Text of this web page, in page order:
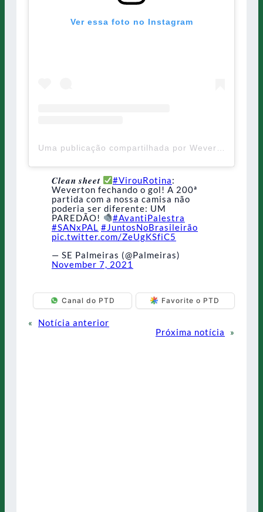
Ver essa foto no Instagram
𝑪𝒍𝒆𝒂𝒏 𝒔𝒉𝒆𝒆𝒕 #VirouRotina:
Weverton fechando o gol! A 200ª
partida com a nossa camisa não
poderia ser diferente: UM
PAREDÃO!
#AvantiPalestra
#SANxPAL #JuntosNoBrasileirão
pic.twitter.com/ZeUgKSfiC5
— SE Palmeiras (@Palmeiras)
November 7, 2021
Canal do PTD Favorite o PTD
«
Notícia anterior
Próxima notícia
»